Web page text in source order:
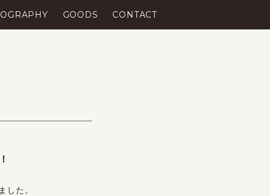
GOODS CONTACT
た。